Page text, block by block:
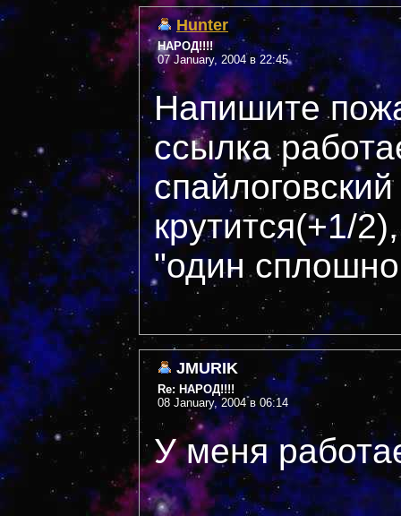
Hunter
НАРОД!!!!
07 January, 2004 в 22:45
Напишите
ссылка
крутится(+1/
"один
JMURIK
Re: НАРОД!!!!
08 January, 2004 в 06:14
У меня